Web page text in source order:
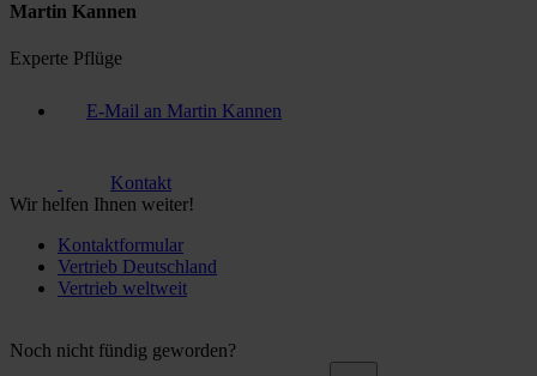
Martin Kannen
Experte Pflüge
E-Mail an Martin Kannen
Kontakt
Wir helfen Ihnen weiter!
Kontaktformular
Vertrieb Deutschland
Vertrieb weltweit
Noch nicht fündig geworden?